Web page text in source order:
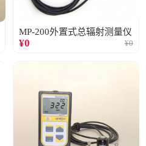
MP-200外置式总辐射测量仪
¥0 ¥0